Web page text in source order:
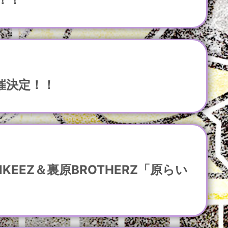
定！！
＆裏原BROTHERZ「原らい